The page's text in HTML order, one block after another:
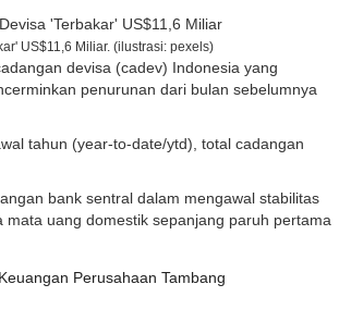
US$11,6 Miliar. (ilustrasi: pexels)
devisa (cadev) Indonesia yang
penurunan dari bulan sebelumnya
tahun (year-to-date/ytd), total cadangan
bank sentral dalam mengawal stabilitas
uang domestik sepanjang paruh pertama
Perusahaan Tambang